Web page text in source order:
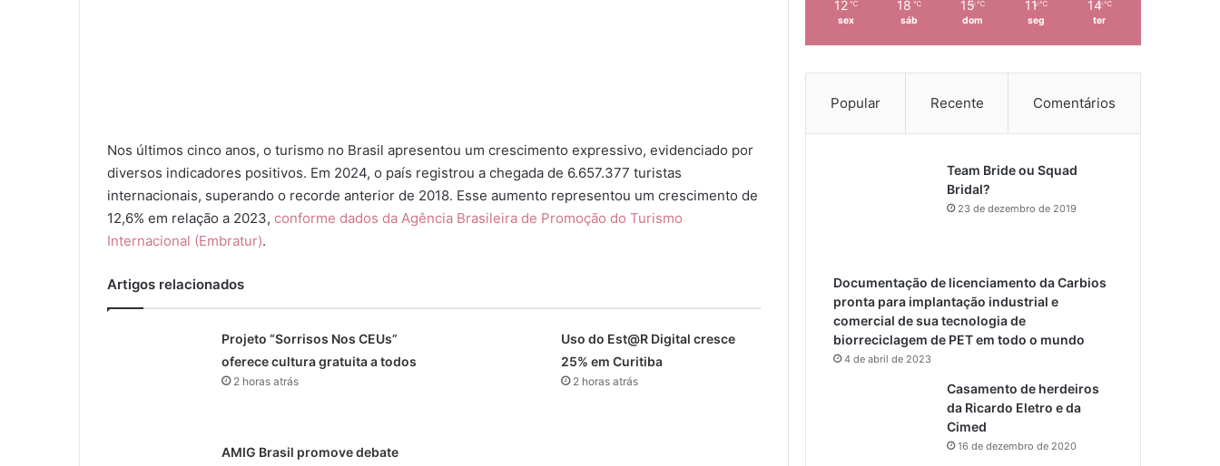
Nos últimos cinco anos, o turismo no Brasil apresentou um crescimento expressivo, evidenciado por
diversos indicadores positivos. Em 2024, o país registrou a chegada de 6.657.377 turistas
internacionais, superando o recorde anterior de 2018. Esse aumento representou um crescimento de
12,6% em relação a 2023, conforme dados da Agência Brasileira de Promoção do Turismo
Internacional (Embratur).
Artigos relacionados
Projeto “Sorrisos Nos CEUs”
oferece cultura gratuita a todos
2 horas atrás
Uso do Est@R Digital cresce
25% em Curitiba
2 horas atrás
AMIG Brasil promove debate
12 ℃
sex
18 ℃
sáb
15 ℃
dom
11 ℃
seg
14 ℃
ter
Popular Recente Comentários
Team Bride ou Squad
Bridal?
23 de dezembro de 2019
Documentação de licenciamento da Carbios
pronta para implantação industrial e
comercial de sua tecnologia de
biorreciclagem de PET em todo o mundo
4 de abril de 2023
Casamento de herdeiros
da Ricardo Eletro e da
Cimed
16 de dezembro de 2020